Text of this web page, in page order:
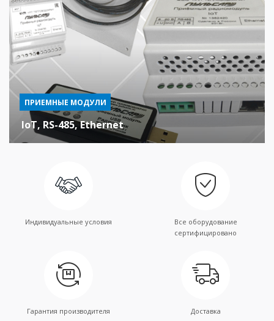
ПРИЕМНЫЕ МОДУЛИ
IoT, RS-485, Ethernet
Индивидуальные условия
Все оборудование
сертифицировано
Гарантия производителя Доставка